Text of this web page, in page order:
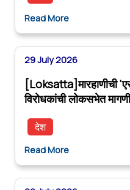
Read More
29 July 2026
[Loksatta]मारहाणीची
विरोधकांची लोकसभेत
देश
Read More